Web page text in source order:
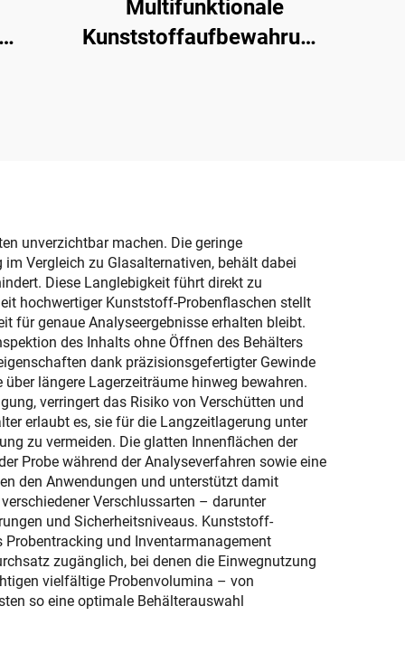
Multifunktionale
Kunststoffaufbewahrungsbox,
unverzichtbar machen. Die geringe
Vergleich zu Glasalternativen, behält dabei
Diese Langlebigkeit führt direkt zu
hochwertiger Kunststoff-Probenflaschen stellt
für genaue Analyseergebnisse erhalten bleibt.
des Inhalts ohne Öffnen des Behälters
dank präzisionsgefertigter Gewinde
längere Lagerzeiträume hinweg bewahren.
verringert das Risiko von Verschütten und
erlaubt es, sie für die Langzeitlagerung unter
zu vermeiden. Die glatten Innenflächen der
Probe während der Analyseverfahren sowie eine
den Anwendungen und unterstützt damit
Verschlussarten – darunter
und Sicherheitsniveaus. Kunststoff-
und Inventarmanagement
zugänglich, bei denen die Einwegnutzung
vielfältige Probenvolumina – von
so eine optimale Behälterauswahl